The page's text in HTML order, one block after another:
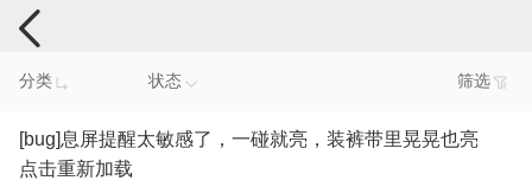
手机反馈
分类 状态 筛选
[bug]息屏提醒太敏感了，一碰就亮，装裤带里晃晃也亮
点击重新加载